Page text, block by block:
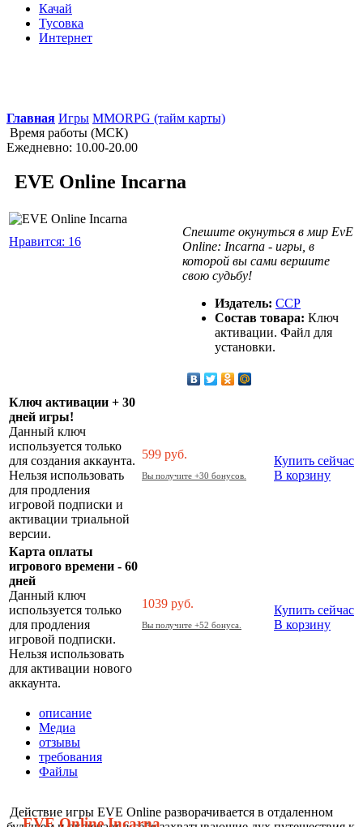
Качай
Тусовка
Интернет
Главная Игры MMORPG (тайм карты)
Время работы (МСК)
Ежедневно: 10.00-20.00
EVE Online Incarna
Нравится: 16
Спешите окунуться в мир EvE
Online: Incarna - игры, в
которой вы сами вершите
свою судьбу!
Издатель: CCP
Состав товара: Ключ
активации. Файл для
установки.
Ключ активации + 30
дней игры!
Данный ключ
используется только
для создания аккаунта.
Нельзя использовать
для продления
игровой подписки и
активации триальной
версии.
599 руб.
Вы получите +30 бонусов.
Купить сейчас
В корзину
Карта оплаты
игрового времени - 60
дней
Данный ключ
используется только
для продления
игровой подписки.
Нельзя использовать
для активации нового
аккаунта.
1039 руб.
Вы получите +52 бонуса.
Купить сейчас
В корзину
описание
Медиа
отзывы
требования
Файлы
Действие игры EVE Online разворачивается в отдаленном